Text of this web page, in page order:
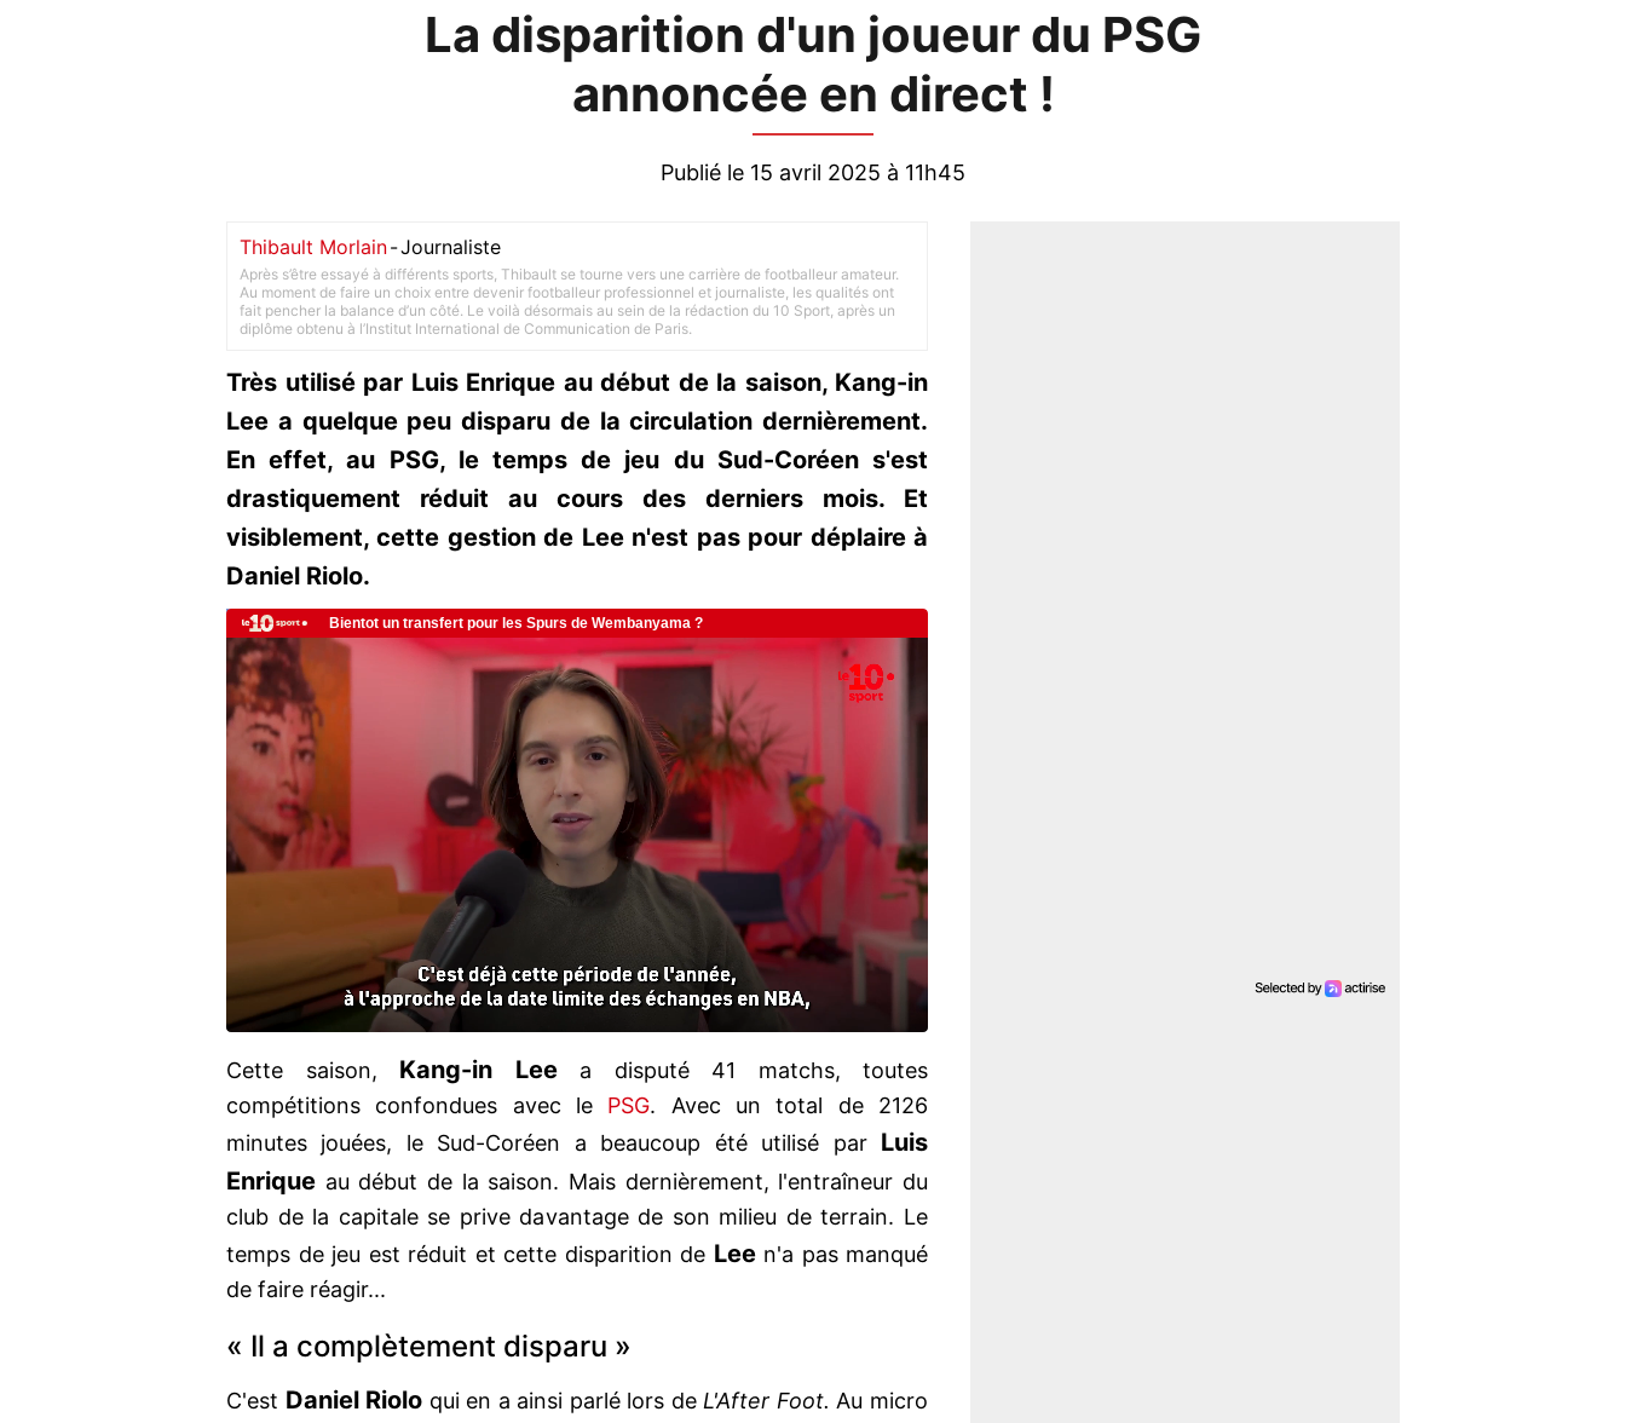
La disparition d'un joueur du PSG
annoncée en direct !
Publié le 15 avril 2025 à 11h45
Thibault Morlain-Journaliste
Après s’être essayé à différents sports, Thibault se tourne vers une carrière de footballeur amateur.
Au moment de faire un choix entre devenir footballeur professionnel et journaliste, les qualités ont
fait pencher la balance d’un côté. Le voilà désormais au sein de la rédaction du 10 Sport, après un
diplôme obtenu à l’Institut International de Communication de Paris.
Très utilisé par Luis Enrique au début de la saison, Kang-in
Lee a quelque peu disparu de la circulation dernièrement.
En effet, au PSG, le temps de jeu du Sud-Coréen s'est
drastiquement réduit au cours des derniers mois. Et
visiblement, cette gestion de Lee n'est pas pour déplaire à
Daniel Riolo.
Cette saison, Kang-in Leea disputé 41 matchs, toutes
compétitions confondues avec le PSG. Avec un total de 2126
minutes jouées, le Sud-Coréen a beaucoup été utilisé par Luis
Enrique au début de la saison. Mais dernièrement, l'entraîneur du
club de la capitale se prive davantage de son milieu de terrain. Le
temps de jeu est réduit et cette disparition de Lee n'a pas manqué
de faire réagir...
« Il a complètement disparu »
C'est Daniel Riolo qui en a ainsi parlé lors deL'After Foot. Au micro